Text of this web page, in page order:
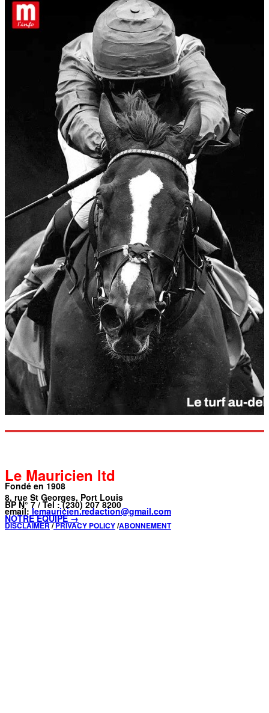
Le Mauricien ltd
Fondé en 1908
8, rue St Georges, Port Louis
BP N° 7 / Tel : (230) 207 8200
email: lemauricien.redaction@gmail.com
NOTRE ÉQUIPE →
DISCLAIMER/PRIVACY POLICY/ABONNEMENT